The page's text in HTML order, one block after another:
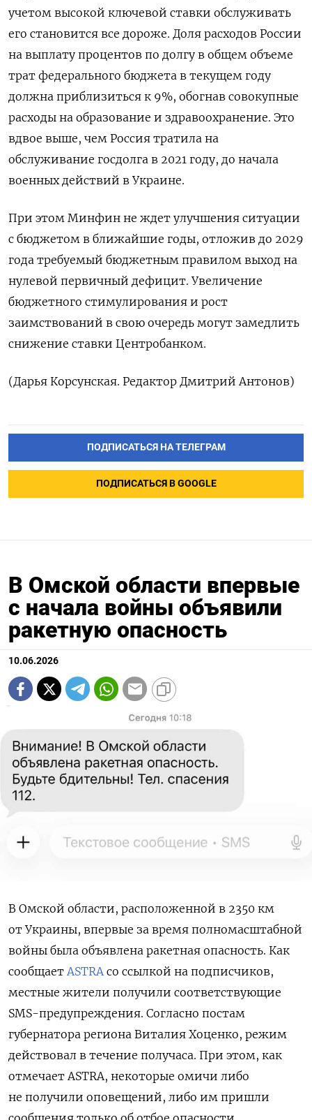
учетом высокой ключевой ⁠ставки обслуживать
его становится все дороже. Доля расходов России
на выплату процентов по долгу в общем объеме
трат федерального бюджета в текущем году
должна приблизиться к 9%, обогнав совокупные
‌расходы на образование и здравоохранение. Это
вдвое выше, чем Россия тратила на
обслуживание госдолга в 2021 году, до ‌начала
военных действий в Украине.
При этом Минфин не ждет улучшения ситуации
с бюджетом в ближайшие годы, отложив до 2029
​года требуемый бюджетным правилом выход на
нулевой первичный дефицит. Увеличение
бюджетного стимулирования и рост
заимствований ‌в свою очередь могут замедлить
снижение ставки Центробанком.
(Дарья Корсунская. Редактор Дмитрий Антонов)
ПОДПИСАТЬСЯ НА ТЕЛЕГРАМ
ПОДПИСАТЬСЯ В GOOGLE
В Омской области впервые
с начала войны объявили
ракетную опасность
10.06.2026
В Омской области, расположенной в 2350 км
от Украины, впервые за время полномасштабной
войны была объявлена ракетная опасность. Как
сообщает ASTRA со ссылкой на подписчиков,
местные жители получили соответствующие
SMS-предупреждения. Согласно постам
губернатора региона Виталия Хоценко, режим
действовал в течение получаса. При этом, как
отмечает ASTRA, некоторые омичи либо
не получили оповещений, либо им пришли